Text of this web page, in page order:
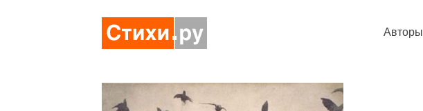
Авторы